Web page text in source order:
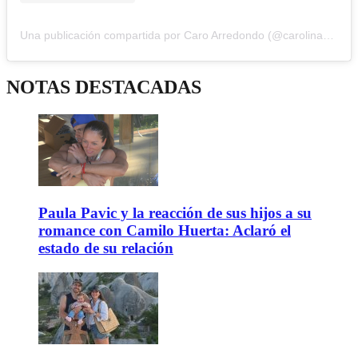
Una publicación compartida por Caro Arredondo (@carolina_arredondo)
NOTAS DESTACADAS
Paula Pavic y la reacción de sus hijos a su
romance con Camilo Huerta: Aclaró el
estado de su relación